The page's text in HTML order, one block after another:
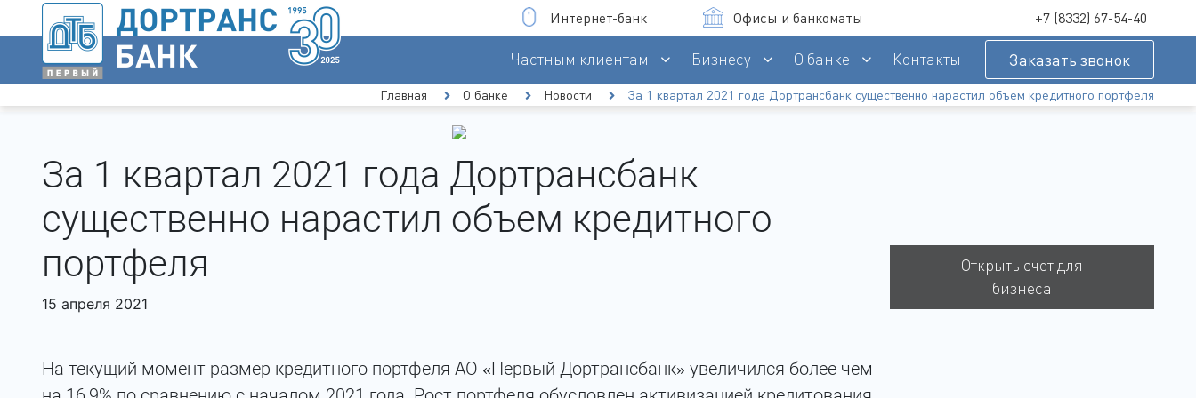
Интернет-банк Офисы и банкоматы +7 (8332) 67-54-40
Частным клиентам Бизнесу О банке Контакты Заказать звонок
Главная О банке Новости За 1 квартал 2021 года Дортрансбанк существенно нарастил объем кредитного портфеля
За 1 квартал 2021 года Дортрансбанк
существенно нарастил объем кредитного
портфеля
15 апреля 2021
На текущий момент размер кредитного портфеля АО «Первый Дортрансбанк» увеличился более чем
Открыть счет для
бизнеса